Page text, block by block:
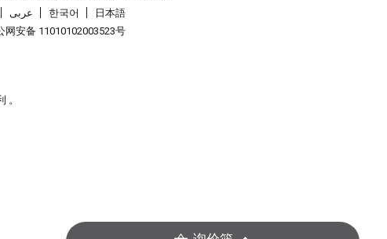
عربى 한국어
日本語
网安备 11010102003523号
。